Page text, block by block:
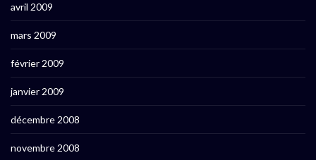
avril 2009
mars 2009
février 2009
janvier 2009
décembre 2008
novembre 2008